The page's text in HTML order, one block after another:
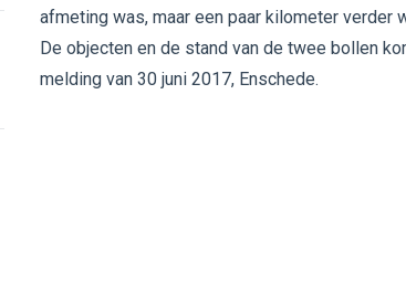
afmeting was, maar een paar kilometer verder
De objecten en de stand van de twee bollen
melding van 30 juni 2017, Enschede.